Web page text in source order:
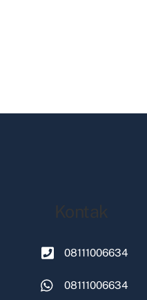
Kontak
08111006634
08111006634